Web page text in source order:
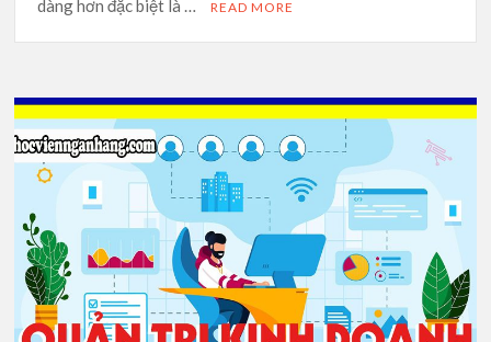
dàng hơn đặc biệt là …
READ MORE